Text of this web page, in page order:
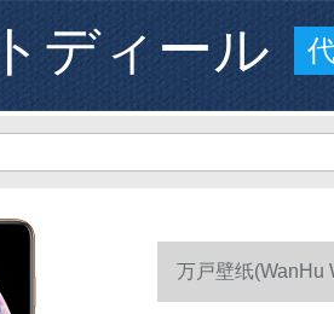
ディール
万戸壁纸(WanHu